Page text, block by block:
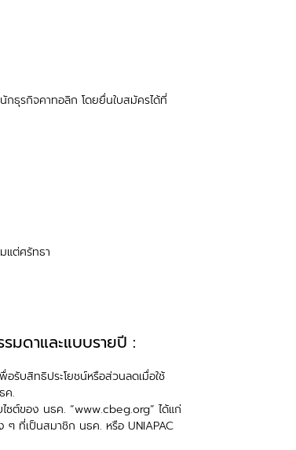
ธุรกิจคาทอลิก โดยยื่นใบสมัครได้ที่
แต่ศรัทธา
มดาและแบบรายปี :
รับสิทธิประโยชน์หรือส่วนลดเมื่อใช้
ค.
ซต์ของ นธค. “www.cbeg.org” ได้แก่
ๆ ที่เป็นสมาชิก นธค. หรือ UNIAPAC